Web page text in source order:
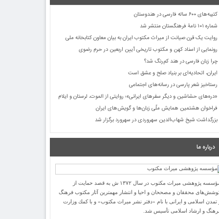
کتیبه‌های ۶۰۰ ساله فارسی در هندوستان
شماره ۱۰۱ نامۀ فرهنگستان منتشر شد
روایت یک قرن صیانت از میراث مکتوب ایران به بیان معاون کتابخانه ملی
رونمایی از اسناد کهن و مکتوب تاریخی آیین اربعین در حرم رضوی
چرا زبان فارسی در هند کم‌رنگ شد؟
ایران، اتحادیه‌ای بر بنیاد صلح و عشق است
رستاخیز شعر پارسی در رسانه‌های اجتماعی
«دره‌های حشاشین و دیگر سفرهای ایرانی»؛ روایتی از الموت، لرستان و ایلام
فراخوان هشتمین همایش ملّی زبان‌ها و گویش‌های ایران
بزرگداشت شیخ شهاب‌الدین سهروردی در سهرورد برگزار شد
درباره ما
مؤسسه پژوهشی میراث مكتوب در سال ۱۳۷۲ ش به قصد حمایت از
محققان و مصححان و احیا و انتشار مهمترین آثار مكتوب فرهنگ
تمدن اسلامی و ایرانی با نام «دفتر نشر میراث مكتوب» و با كمك وزارت
و ارشاد اسلامی تأسیس شد.